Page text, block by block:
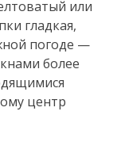
или
гладкая,
погоде —
более
центр